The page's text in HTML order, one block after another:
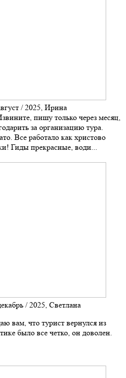
/ 2025, Ирина
пишу только через месяц,
за организацию тура.
Все работало как христово
Гиды прекрасные, води...
/ 2025, Светлана
вам, что турист вернулся из
было все четко, он доволен.